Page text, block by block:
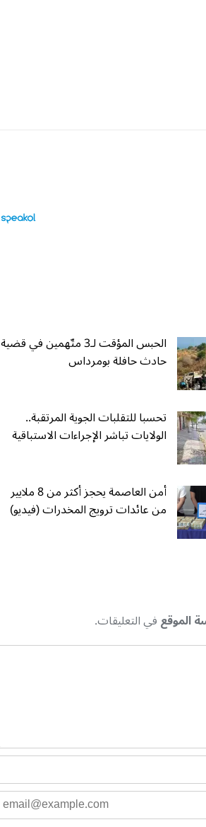
الحبس المؤقت لـ3 متّهمين في قضية
حادث حافلة بومرداس
تحسبا للتقلبات الجوية المرتقبة..
الولايات تباشر الإجراءات الاستباقية
أمن العاصمة يحجز أكثر من 8 ملايير
من عائدات ترويج المخدرات (فيديو)
الموقعفي التعليقات.